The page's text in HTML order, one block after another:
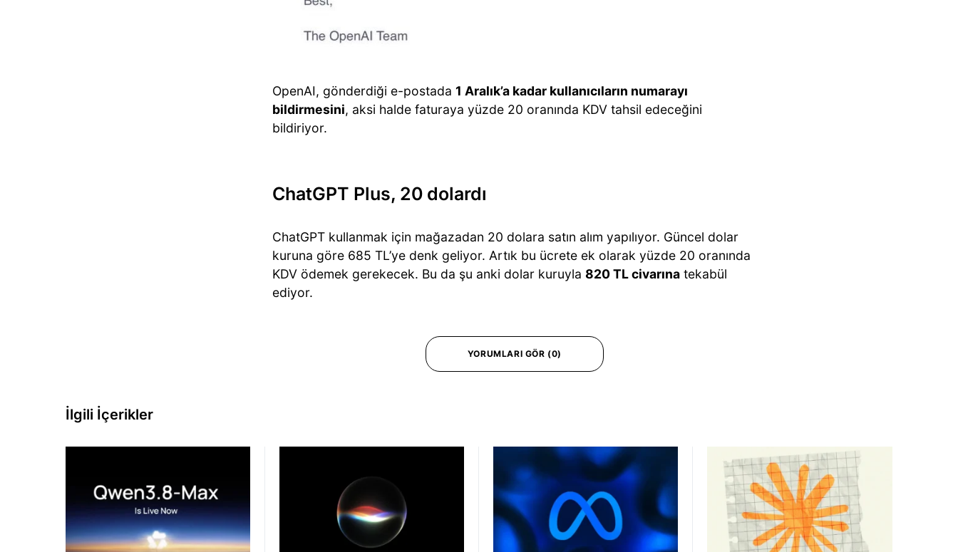
OpenAI, gönderdiği e-postada 1 Aralık’a kadar kullanıcıların numarayı
bildirmesini, aksi halde faturaya yüzde 20 oranında KDV tahsil edeceğini
bildiriyor.
ChatGPT Plus, 20 dolardı
ChatGPT kullanmak için mağazadan 20 dolara satın alım yapılıyor. Güncel dolar
kuruna göre 685 TL’ye denk geliyor. Artık bu ücrete ek olarak yüzde 20 oranında
KDV ödemek gerekecek. Bu da şu anki dolar kuruyla 820 TL civarına tekabül
ediyor.
YORUMLARI GÖR (0)
İlgili İçerikler